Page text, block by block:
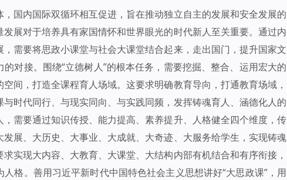
国内国际双循环相互促进，旨在推动独立自主的发展和安全发展的
展对于培养具有家国情怀和世界眼光的时代新人至关重要。通过内
需要将思政小课堂与社会大课堂结合起来，走出国门，提升国家文
对接。围绕“立德树人”的根本任务，需要挖掘、整合、运用宏大的
间，打造全课程育人场域。这要求明确教育导向，打通教育场域，
时代同行、与现实同向、与实践同频，发挥铸魂育人、涵德化人的
需要通过知识传授、能力提高、素养提升、人格健全四个维度，传
展、大历史、大事业、大成就、大奇迹、大服务给学生，实现铸魂
实现大内容、大教育、大课堂、大结构内部有机结合和有序衔接，
格。善用习近平新时代中国特色社会主义思想讲好“大思政课”，用